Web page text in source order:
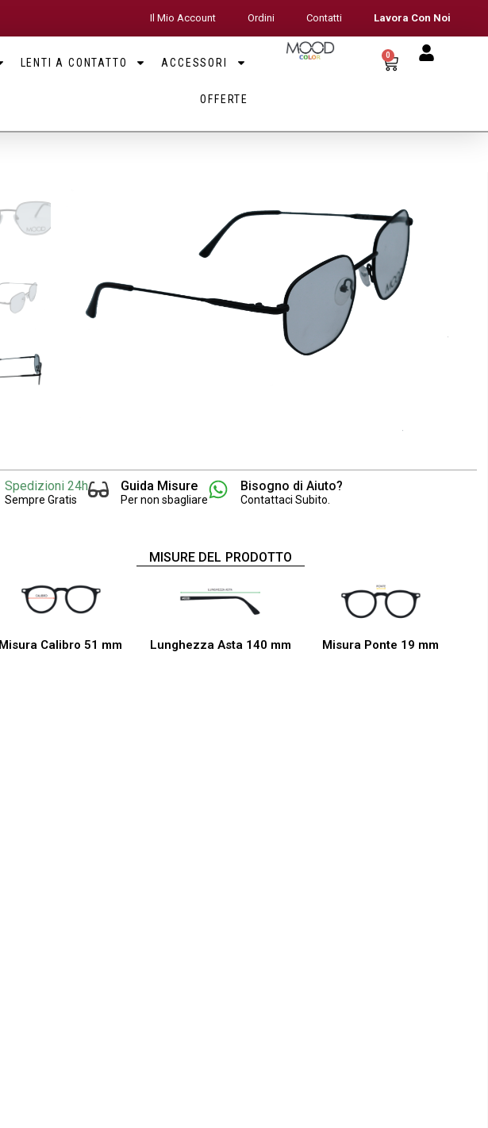
Il Mio Account Ordini Contatti Lavora Con Noi
LENTI A CONTATTO ACCESSORI
OFFERTE
0
Spedizioni 24h
Sempre Gratis
Guida Misure
Per non sbagliare
Bisogno di Aiuto?
Contattaci Subito.
MISURE DEL PRODOTTO
Misura Calibro 51 mm Lunghezza Asta 140 mm Misura Ponte 19 mm